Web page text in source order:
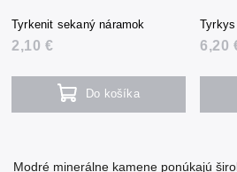
Tyrkenit sekaný náramok
2,10 €
Do košíka
6,20
Modré minerálne kamene ponúkajú